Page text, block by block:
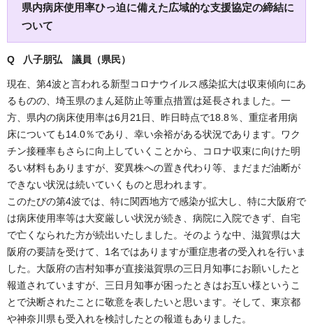
県内病床使用率ひっ迫に備えた広域的な支援協定の締結に
ついて
Q 八子朋弘 議員（県民）
現在、第4波と言われる新型コロナウイルス感染拡大は収束傾向にあ
るものの、埼玉県のまん延防止等重点措置は延長されました。一
方、県内の病床使用率は6月21日、昨日時点で18.8％、重症者用病
床についても14.0％であり、幸い余裕がある状況であります。ワク
チン接種率もさらに向上していくことから、コロナ収束に向けた明
るい材料もありますが、変異株への置き代わり等、まだまだ油断が
できない状況は続いていくものと思われます。
このたびの第4波では、特に関西地方で感染が拡大し、特に大阪府で
は病床使用率等は大変厳しい状況が続き、病院に入院できず、自宅
で亡くなられた方が続出いたしました。そのような中、滋賀県は大
阪府の要請を受けて、1名ではありますが重症患者の受入れを行いま
した。大阪府の吉村知事が直接滋賀県の三日月知事にお願いしたと
報道されていますが、三日月知事が困ったときはお互い様というこ
とで決断されたことに敬意を表したいと思います。そして、東京都
や神奈川県も受入れを検討したとの報道もありました。